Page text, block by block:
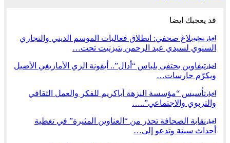
قد يعجبك ايضا
أخبار محليةبلاغ صحفي: انطلاق فعاليات الموسم الديني والتجاري
السنوي لسيدي عبد الرحمن بتيزنيت تحت…
أخبار تيفاوين يحتفي بلباس “أدال”.. أيقونة الزي الأمازيغي الأصيل
ويكرّم حارسات…
أخبار تأسيس “مؤسسة النزهة أباكريم للفكر والعمل الثقافي
والتربوي والاجتماعي”..…
أخبار نقابة الصحافة تحذر من “العناوين المثيرة” في تغطية
أحداث سبتة وتدعو إلى…